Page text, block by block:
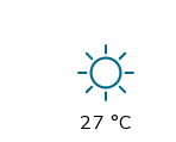
27 °C